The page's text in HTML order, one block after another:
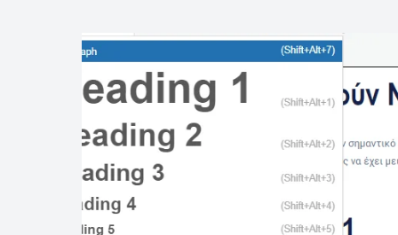
Λέξεις
σε
για
άριστο
SEO